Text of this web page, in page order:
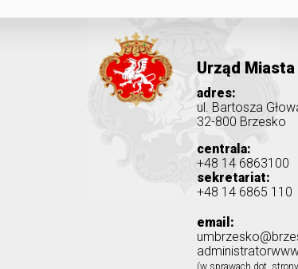
Urząd
adres:
ul. Bartosza
32-800 Brzesko
centrala:
+48 14 6863100
sekretariat:
+48 14 6865 110
email: